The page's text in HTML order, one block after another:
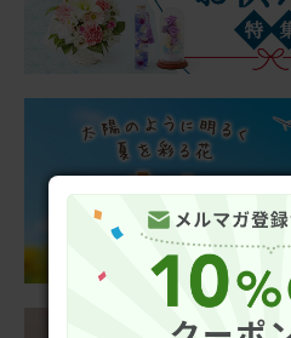
クリスマスからお正月にかけ
お花の鉢植えにしましたが、
も合い、1月4日現在も綺麗に
アレンジメント(赤) Sサイズ
ブルーミーユーザーさん 50代